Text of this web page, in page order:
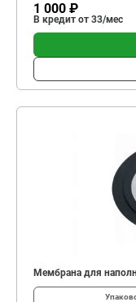
1 000 ₽
В кредит от 33/мес
Мембрана для